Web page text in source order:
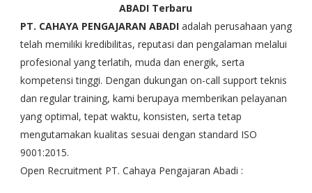
ABADI Terbaru
PT. CAHAYA PENGAJARAN ABADI adalah perusahaan yang
telah memiliki kredibilitas, reputasi dan pengalaman melalui
profesional yang terlatih, muda dan energik, serta
kompetensi tinggi. Dengan dukungan on-call support teknis
dan regular training, kami berupaya memberikan pelayanan
yang optimal, tepat waktu, konsisten, serta tetap
mengutamakan kualitas sesuai dengan standard ISO
9001:2015.
Open Recruitment PT. Cahaya Pengajaran Abadi :